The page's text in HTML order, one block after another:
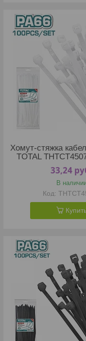
Хомут-стяжка
TOTAL
33,24
В